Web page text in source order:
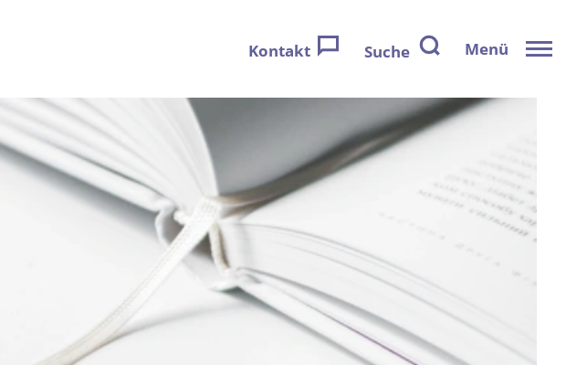
Kontakt Suche Menü